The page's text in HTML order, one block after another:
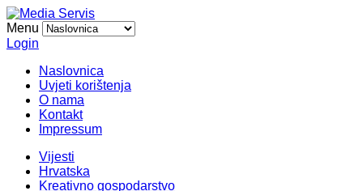
Menu
Login
Naslovnica
Uvjeti korištenja
O nama
Kontakt
Impressum
Vijesti
Hrvatska
Kreativno gospodarstvo